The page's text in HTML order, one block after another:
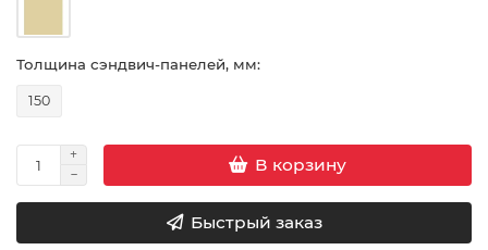
Толщина сэндвич-панелей, мм:
150
В корзину
Быстрый заказ